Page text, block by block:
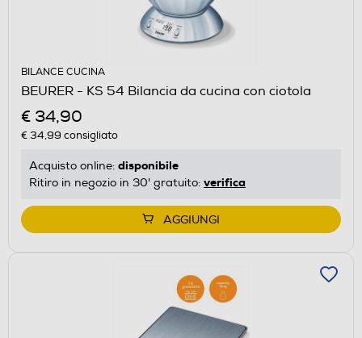
BILANCE CUCINA
BEURER - KS 54 Bilancia da cucina con ciotola
€ 34,90
€ 34,99 consigliato
Acquisto online: disponibile
Ritiro in negozio in 30' gratuito: verifica
AGGIUNGI